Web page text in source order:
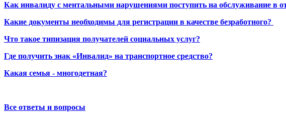
Как инвалиду с ментальными нарушениями поступить на обслуживание в
Какие документы необходимы для регистрации в качестве безработного?
Что такое типизация получателей социальных услуг?
Где получить знак «Инвалид» на транспортное средство?
Какая семья - многодетная?
Все ответы и вопросы